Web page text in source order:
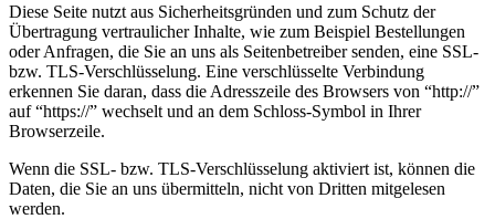
Diese Seite nutzt aus Sicherheitsgründen und zum Schutz der
Übertragung vertraulicher Inhalte, wie zum Beispiel Bestellungen
oder Anfragen, die Sie an uns als Seitenbetreiber senden, eine SSL-
bzw. TLS-Verschlüsselung. Eine verschlüsselte Verbindung
erkennen Sie daran, dass die Adresszeile des Browsers von “http://”
auf “https://” wechselt und an dem Schloss-Symbol in Ihrer
Browserzeile.
Wenn die SSL- bzw. TLS-Verschlüsselung aktiviert ist, können die
Daten, die Sie an uns übermitteln, nicht von Dritten mitgelesen
werden.